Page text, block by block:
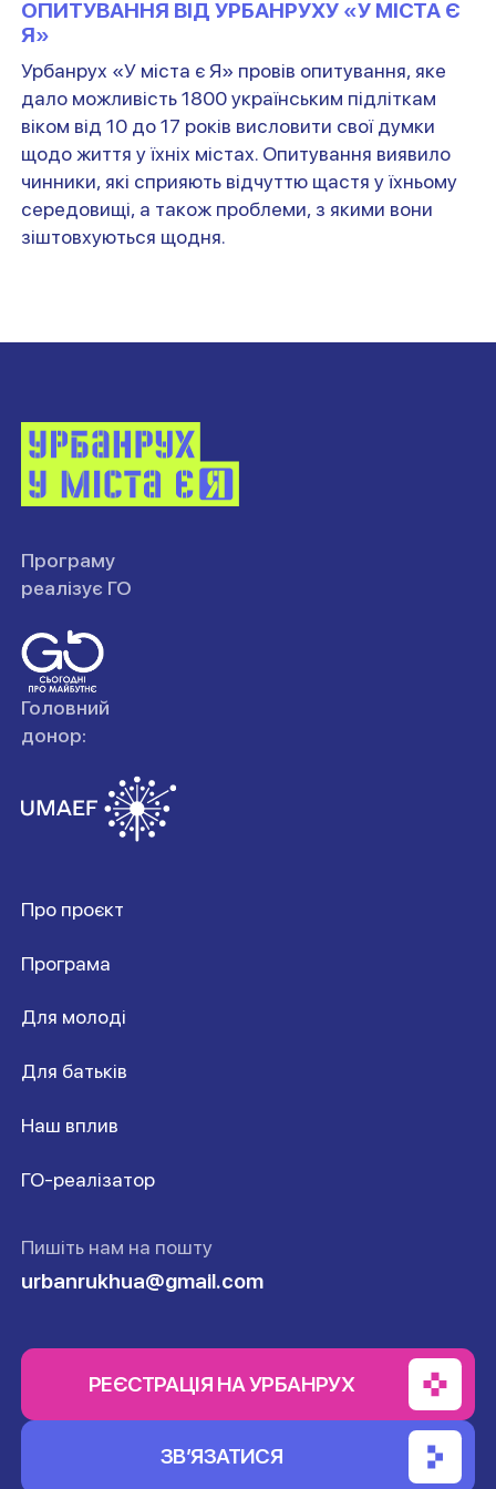
ОПИТУВАННЯ ВІД УРБАНРУХУ «У МІСТА Є
Я»
Урбанрух «У міста є Я» провів опитування, яке
дало можливість 1800 українським підліткам
віком від 10 до 17 років висловити свої думки
щодо життя у їхніх містах. Опитування виявило
чинники, які сприяють відчуттю щастя у їхньому
середовищі, а також проблеми, з якими вони
зіштовхуються щодня.
Програму
реалізує ГО
Головний
донор:
Про проєкт
Програма
Для молоді
Для батьків
Наш вплив
ГО-реалізатор
Пишіть нам на пошту
urbanrukhua@gmail.com
РЕЄСТРАЦІЯ НА УРБАНРУХ
ЗВ’ЯЗАТИСЯ
НАДІСЛАТИ
НАДІСЛАТИ